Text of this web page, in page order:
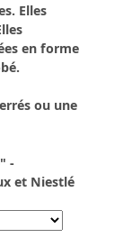
Elles
en forme
ou une
-
et Niestlé